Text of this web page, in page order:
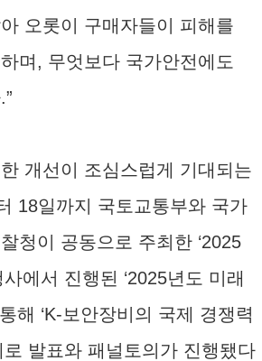
오롯이 구매자들이 피해를
며, 무엇보다 국가안전에도
개선이 조심스럽게 기대되는
18일까지 국토교통부와 국가
청이 공동으로 주최한 ‘2025
에서 진행된 ‘2025년도 미래
해 ‘K-보안장비의 국제 경쟁력
로 발표와 패널토의가 진행됐다